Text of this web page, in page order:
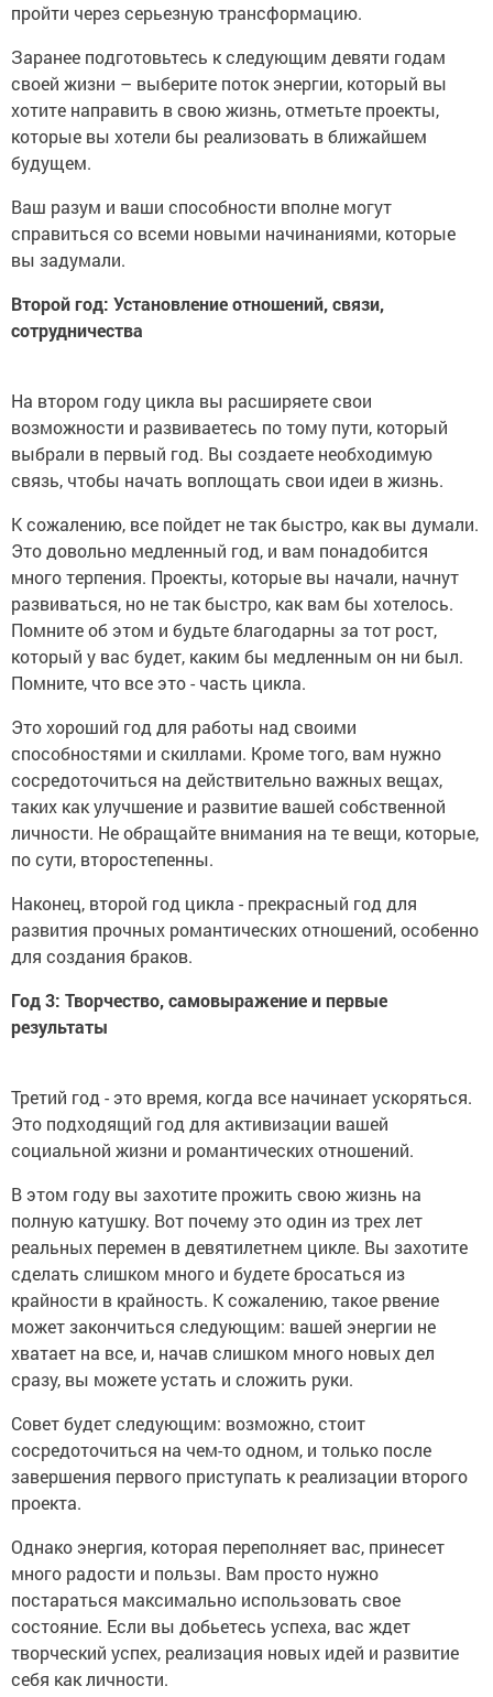
пройти через серьезную трансформацию.
Заранее подготовьтесь к следующим девяти годам
своей жизни – выберите поток энергии, который вы
хотите направить в свою жизнь, отметьте проекты,
которые вы хотели бы реализовать в ближайшем
будущем.
Ваш разум и ваши способности вполне могут
справиться со всеми новыми начинаниями, которые
вы задумали.
Второй год: Установление отношений, связи,
сотрудничества
На втором году цикла вы расширяете свои
возможности и развиваетесь по тому пути, который
выбрали в первый год. Вы создаете необходимую
связь, чтобы начать воплощать свои идеи в жизнь.
К сожалению, все пойдет не так быстро, как вы думали.
Это довольно медленный год, и вам понадобится
много терпения. Проекты, которые вы начали, начнут
развиваться, но не так быстро, как вам бы хотелось.
Помните об этом и будьте благодарны за тот рост,
который у вас будет, каким бы медленным он ни был.
Помните, что все это - часть цикла.
Это хороший год для работы над своими
способностями и скиллами. Кроме того, вам нужно
сосредоточиться на действительно важных вещах,
таких как улучшение и развитие вашей собственной
личности. Не обращайте внимания на те вещи, которые,
по сути, второстепенны.
Наконец, второй год цикла - прекрасный год для
развития прочных романтических отношений, особенно
для создания браков.
Год 3: Творчество, самовыражение и первые
результаты
Третий год - это время, когда все начинает ускоряться.
Это подходящий год для активизации вашей
социальной жизни и романтических отношений.
В этом году вы захотите прожить свою жизнь на
полную катушку. Вот почему это один из трех лет
реальных перемен в девятилетнем цикле. Вы захотите
сделать слишком много и будете бросаться из
крайности в крайность. К сожалению, такое рвение
может закончиться следующим: вашей энергии не
хватает на все, и, начав слишком много новых дел
сразу, вы можете устать и сложить руки.
Совет будет следующим: возможно, стоит
сосредоточиться на чем-то одном, и только после
завершения первого приступать к реализации второго
проекта.
Однако энергия, которая переполняет вас, принесет
много радости и пользы. Вам просто нужно
постараться максимально использовать свое
состояние. Если вы добьетесь успеха, вас ждет
творческий успех, реализация новых идей и развитие
себя как личности.